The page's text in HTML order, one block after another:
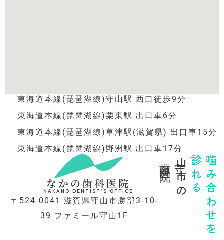
東海道本線(琵琶湖線)守山駅 西口徒歩9分
東海道本線(琵琶湖線)栗東駅 出口車6分
東海道本線(琵琶湖線)草津駅(滋賀県) 出口車15分
東海道本線(琵琶湖線)野洲駅 出口車17分
なかの歯科医院
NAKANO DENTIST’S OFFICE
〒524-0041 滋賀県守山市勝部3-10-
39 ファミール守山1F
噛み合わせを
診れる
守山市の